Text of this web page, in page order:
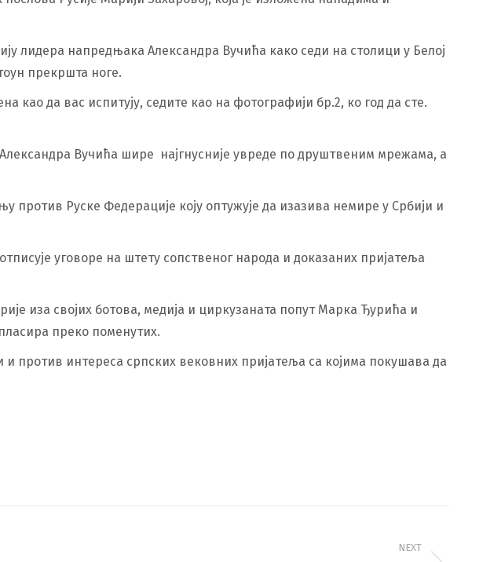
лидера напредњака Александра Вучића како седи на столици у Белој
прекршта ноге.
као да вас испитују, седите као на фотографији бр.2, ко год да сте.
Вучића шире најгнусније увреде по друштвеним мрежама, а
Руске Федерације коју оптужује да изазива немире у Србији и
уговоре на штету сопственог народа и доказаних пријатеља
иза својих ботова, медија и циркузаната попут Марка Ђурића и
преко поменутих.
против интереса српских вековних пријатеља са којима покушава да
NEXT